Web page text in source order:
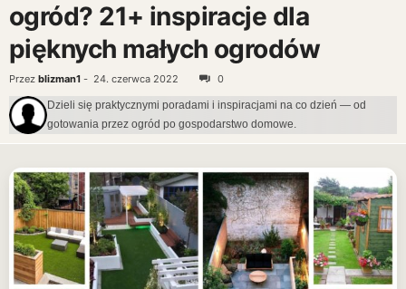
ogród? 21+ inspiracje dla
pięknych małych ogrodów
Przez blizman1 - 24. czerwca 2022 0
Dzieli się praktycznymi poradami i inspiracjami na co dzień — od
gotowania przez ogród po gospodarstwo domowe.